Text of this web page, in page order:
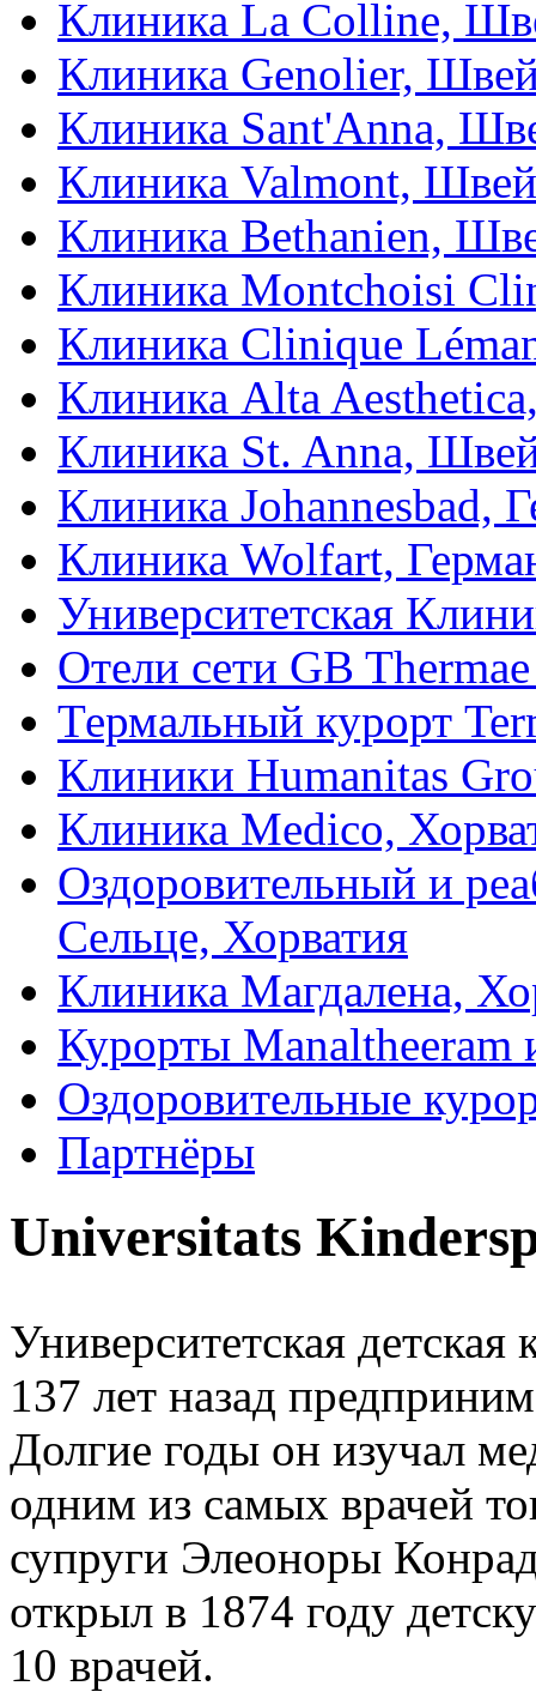
Клиника La Colline,
Клиника Genolier,
Клиника Sant'Anna,
Клиника Valmont,
Клиника Bethanien,
Клиника Montchoisi
Клиника Clinique
Клиника Alta
Клиника St. Anna,
Клиника Johannesbad,
Клиника Wolfart,
Университетская
Отели сети GB
Термальный курорт
Клиники Humanitas
Клиника Medico,
Оздоровительный и
Сельце, Хорватия
Клиника Магдалена,
Курорты Manaltheeram
Оздоровительные
Партнёры
Universitats
Университетская
137 лет назад
Долгие годы он изучал
одним из самых врачей
супруги Элеоноры
открыл в 1874 году
10 врачей.